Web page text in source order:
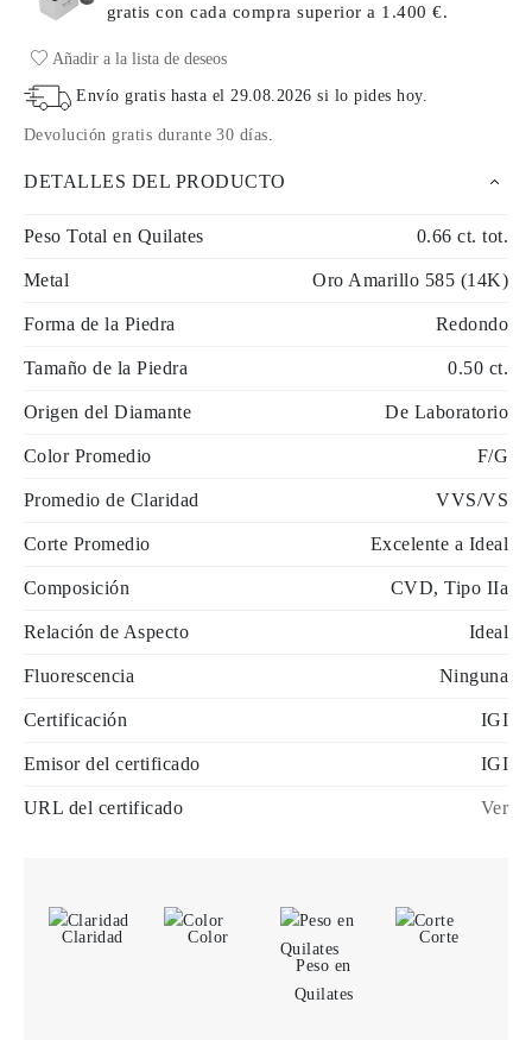
gratis con cada comprasuperior a 1.400 €.
Añadir a la lista de deseos
Envío gratis hasta el 29.08.2026 si lo pides hoy.
Devolución gratis durante 30 días
DETALLES DEL PRODUCTO
Peso Total en Quilates 0.66 ct. tot.
Metal Oro Amarillo 585 (14K)
Forma de la Piedra Redondo
Tamaño de la Piedra 0.50 ct.
Origen del Diamante De Laboratorio
Color Promedio F/G
Promedio de Claridad VVS/VS
Corte Promedio Excelente a Ideal
Composición CVD, Tipo IIa
Relación de Aspecto Ideal
Fluorescencia Ninguna
Certificación IGI
Emisor del certificado IGI
URL del certificado Ver
Claridad
Color
Peso en
Quilates
Corte